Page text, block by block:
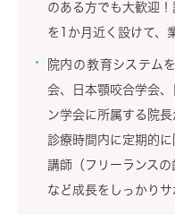
のある方でも大歓迎
を1か月近く設けて、
院内の教育システム
会、日本顎咬合学会
ン学会に所属する院
診療時間内に定期的
講師（フリーランス
など成長をしっかりサ